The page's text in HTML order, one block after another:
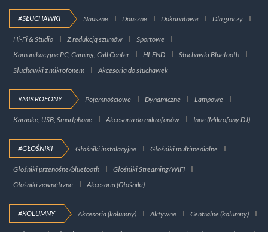
#SŁUCHAWKI Nauszne Douszne Dokanałowe Dla graczy
Hi-Fi & Studio Z redukcją szumów
Sportowe
Komunikacyjne PC, Gaming, Call Center
HI-END
Słuchawki Bluetooth
Słuchawki z mikrofonem
Akcesoria do słuchawek
#MIKROFONY Pojemnościowe Dynamiczne Lampowe
Karaoke, USB, Smartphone Akcesoria do mikrofonów Inne (Mikrofony DJ)
#GŁOŚNIKI Głośniki instalacyjne Głośniki multimedialne
Głośniki przenośne/bluetooth
Głośniki Streaming/WIFI
Głośniki zewnętrzne
Akcesoria (Głośniki)
#KOLUMNY Akcesoria (kolumny) Aktywne Centralne (kolumny)